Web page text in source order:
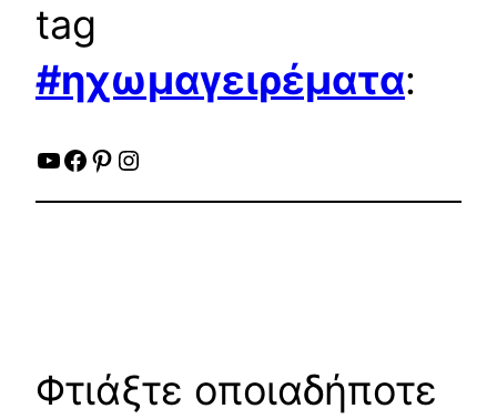
tag
#ηχωμαγειρέματα:
YouTube
Facebook
Pinterest
Instagram
Φτιάξτε οποιαδήποτε